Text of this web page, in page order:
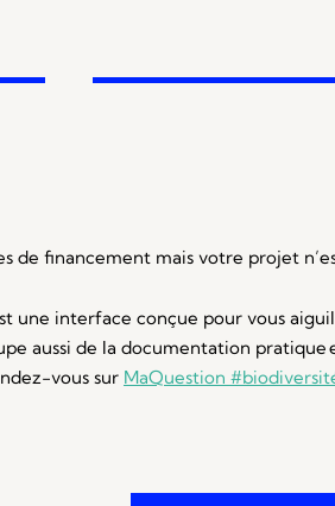
de financement mais votre projet
une interface conçue pour vous
aussi de la documentation
vous sur MaQuestion